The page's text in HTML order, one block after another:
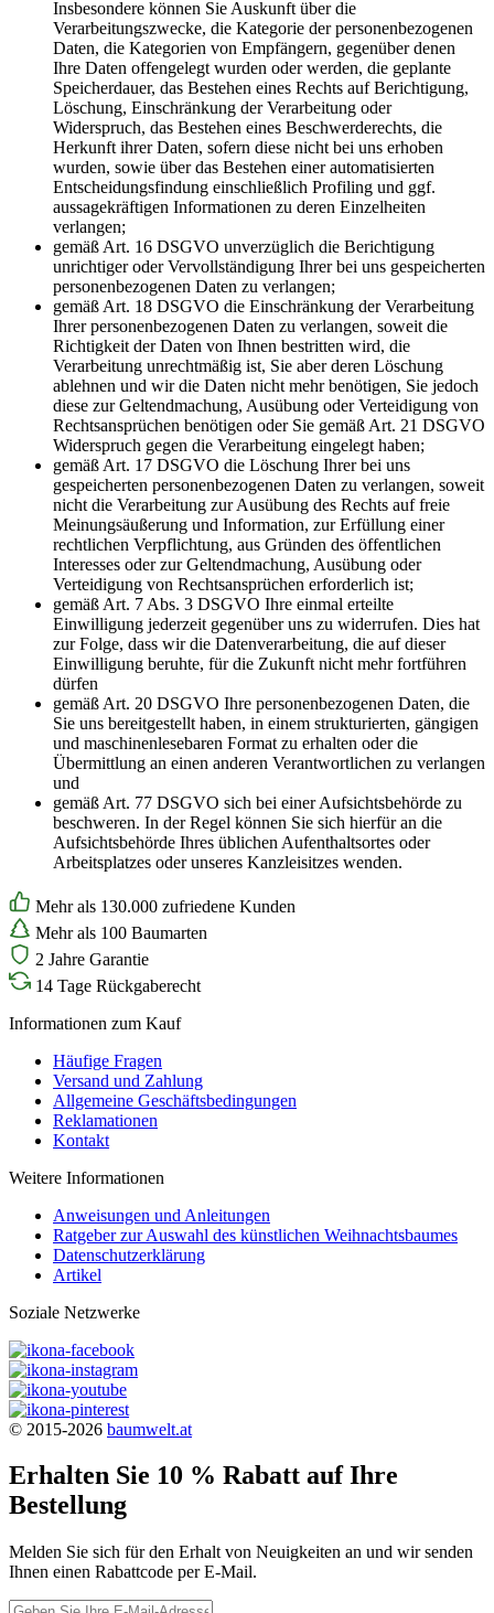
Insbesondere können Sie Auskunft über die
Verarbeitungszwecke, die Kategorie der personenbezogenen
Daten, die Kategorien von Empfängern, gegenüber denen
Ihre Daten offengelegt wurden oder werden, die geplante
Speicherdauer, das Bestehen eines Rechts auf Berichtigung,
Löschung, Einschränkung der Verarbeitung oder
Widerspruch, das Bestehen eines Beschwerderechts, die
Herkunft ihrer Daten, sofern diese nicht bei uns erhoben
wurden, sowie über das Bestehen einer automatisierten
Entscheidungsfindung einschließlich Profiling und ggf.
aussagekräftigen Informationen zu deren Einzelheiten
verlangen;
gemäß Art. 16 DSGVO unverzüglich die Berichtigung
unrichtiger oder Vervollständigung Ihrer bei uns gespeicherten
personenbezogenen Daten zu verlangen;
gemäß Art. 18 DSGVO die Einschränkung der Verarbeitung
Ihrer personenbezogenen Daten zu verlangen, soweit die
Richtigkeit der Daten von Ihnen bestritten wird, die
Verarbeitung unrechtmäßig ist, Sie aber deren Löschung
ablehnen und wir die Daten nicht mehr benötigen, Sie jedoch
diese zur Geltendmachung, Ausübung oder Verteidigung von
Rechtsansprüchen benötigen oder Sie gemäß Art. 21 DSGVO
Widerspruch gegen die Verarbeitung eingelegt haben;
gemäß Art. 17 DSGVO die Löschung Ihrer bei uns
gespeicherten personenbezogenen Daten zu verlangen, soweit
nicht die Verarbeitung zur Ausübung des Rechts auf freie
Meinungsäußerung und Information, zur Erfüllung einer
rechtlichen Verpflichtung, aus Gründen des öffentlichen
Interesses oder zur Geltendmachung, Ausübung oder
Verteidigung von Rechtsansprüchen erforderlich ist;
gemäß Art. 7 Abs. 3 DSGVO Ihre einmal erteilte
Einwilligung jederzeit gegenüber uns zu widerrufen. Dies hat
zur Folge, dass wir die Datenverarbeitung, die auf dieser
Einwilligung beruhte, für die Zukunft nicht mehr fortführen
dürfen
gemäß Art. 20 DSGVO Ihre personenbezogenen Daten, die
Sie uns bereitgestellt haben, in einem strukturierten, gängigen
und maschinenlesebaren Format zu erhalten oder die
Übermittlung an einen anderen Verantwortlichen zu verlangen
und
gemäß Art. 77 DSGVO sich bei einer Aufsichtsbehörde zu
beschweren. In der Regel können Sie sich hierfür an die
Aufsichtsbehörde Ihres üblichen Aufenthaltsortes oder
Arbeitsplatzes oder unseres Kanzleisitzes wenden.
Mehr als 130.000 zufriedene Kunden
Mehr als 100 Baumarten
2 Jahre Garantie
14 Tage Rückgaberecht
Informationen zum Kauf
Häufige Fragen
Versand und Zahlung
Allgemeine Geschäftsbedingungen
Reklamationen
Kontakt
Weitere Informationen
Anweisungen und Anleitungen
Ratgeber zur Auswahl des künstlichen Weihnachtsbaumes
Datenschutzerklärung
Artikel
Soziale Netzwerke
© 2015-2026 baumwelt.at
Erhalten Sie 10 % Rabatt auf Ihre
Bestellung
Melden Sie sich für den Erhalt von Neuigkeiten an und wir senden
Ihnen einen Rabattcode per E-Mail.